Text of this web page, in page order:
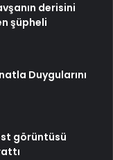
derisini
şüpheli
Duygularını
görüntüsü